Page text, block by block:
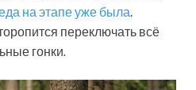
на этапе уже была.
переключать всё
гонки.